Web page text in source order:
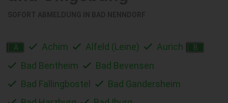
A Achim Alfeld (Leine) Aurich B
Bad Bentheim
Bad Bevensen
Bad Fallingbostel
Bad Gandersheim